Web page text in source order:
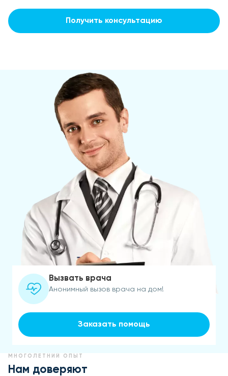
Получить консультацию
Вызвать врача
Анонимный вызов врача на дом!
Заказать помощь
МНОГОЛЕТНИЙ ОПЫТ
Нам доверяют